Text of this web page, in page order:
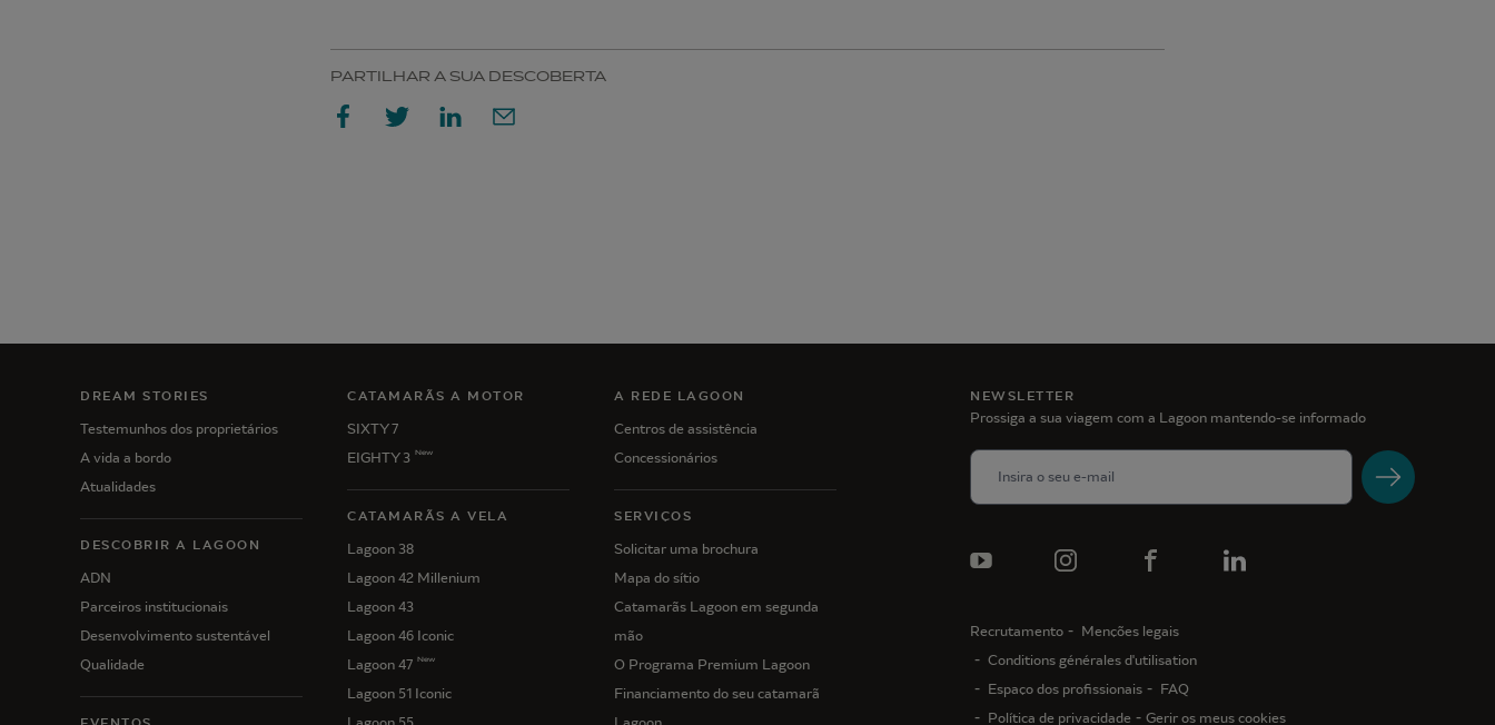
PARTILHAR A SUA DESCOBERTA
DREAM STORIES
Testemunhos dos proprietários
A vida a bordo
Atualidades
DESCOBRIR A LAGOON
ADN
Parceiros institucionais
Desenvolvimento sustentável
Qualidade
CATAMARÃS A MOTOR
SIXTY 7
EIGHTY 3 New
CATAMARÃS A VELA
Lagoon 38
Lagoon 42 Millenium
Lagoon 43
Lagoon 46 Iconic
Lagoon 47 New
Lagoon 51 Iconic
A REDE LAGOON
Centros de assistência
Concessionários
SERVIÇOS
Solicitar uma brochura
Mapa do sítio
Catamarãs Lagoon em segunda
mão
O Programa Premium Lagoon
Financiamento do seu catamarã
NEWSLETTER
Prossiga a sua viagem com a Lagoon mantendo-se informado
Recrutamento
Menções legais
Conditions générales d'utilisation
Espaço dos profissionais
FAQ
Política de privacidade
Gerir os meus cookies